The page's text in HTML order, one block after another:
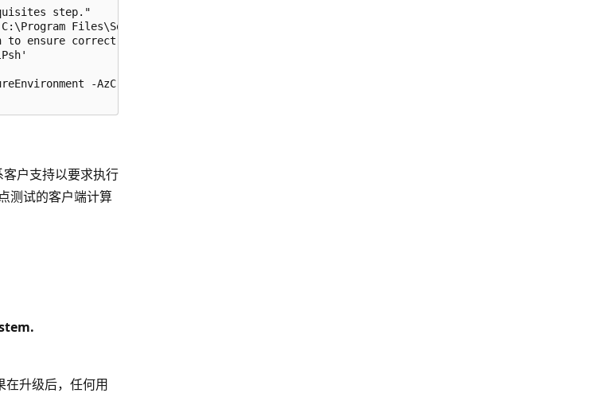
step."
Files\SqlMySqlPsh
ensure correct modules are used.
-AzCredential $AdminCreds -CloudAdminCredential $CloudAdminCreds -
客户支持以要求执行
测试的客户端计算
升级后，任何用